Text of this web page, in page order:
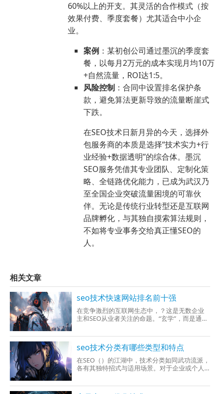
60%以上的开支。其灵活的合作模式（按
效果付费、季度套餐）尤其适合中小企
业。
案例 ：某初创公司通过墨沉的季度套
餐，以每月2万元的成本实现月均10万
+自然流量，ROI达1:5。
风险控制 ：合同中设置排名保护条
款，避免算法更新导致的流量断崖式
下跌。
在SEO技术日新月异的今天，选择外
包服务商的本质是选择“技术实力+行
业经验+数据透明”的综合体。墨沉
SEO服务凭借其专业团队、定制化策
略、全链路优化能力，已成为武汉乃
至全国企业突破流量困境的可靠伙
伴。无论是传统行业转型还是互联网
品牌孵化，与其独自摸索算法规则，
不如将专业事务交给真正懂SEO的
人。
相关文章
seo技术快速网站排名前十强
在竞争激烈的互联网生态中，？这是无数企业
主和SEO从业者关注的命题。“玄学”，而是通过
度拆
seo技术分类有哪些类型和特点
在SEO（）的江湖中，技术分类如同武功流派，
各有其独特招式与适用场景。对于企业或个人
高